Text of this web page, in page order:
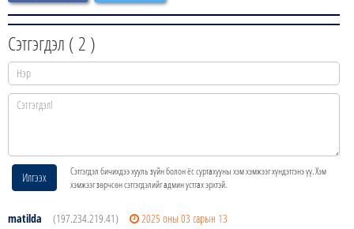
Сэтгэгдэл (2 )
Илгээх
Сэтгэгдэл бичихдээ хууль зүйн болон ёс суртахууны хэм хэмжээг хүндэтгэнэ үү. Хэм
хэмжээг зөрчсөн сэтгэгдэлийг админ устгах эрхтэй.
matilda (197.234.219.41) 2025 оны 03 сарын 13